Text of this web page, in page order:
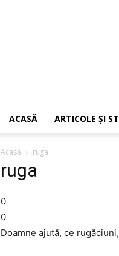
ACASĂ ARTICOLE ŞI
Acasă ruga
ruga
0
0
Doamne ajută, ce